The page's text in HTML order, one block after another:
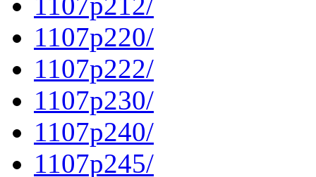
1107p220/
1107p222/
1107p230/
1107p240/
1107p245/